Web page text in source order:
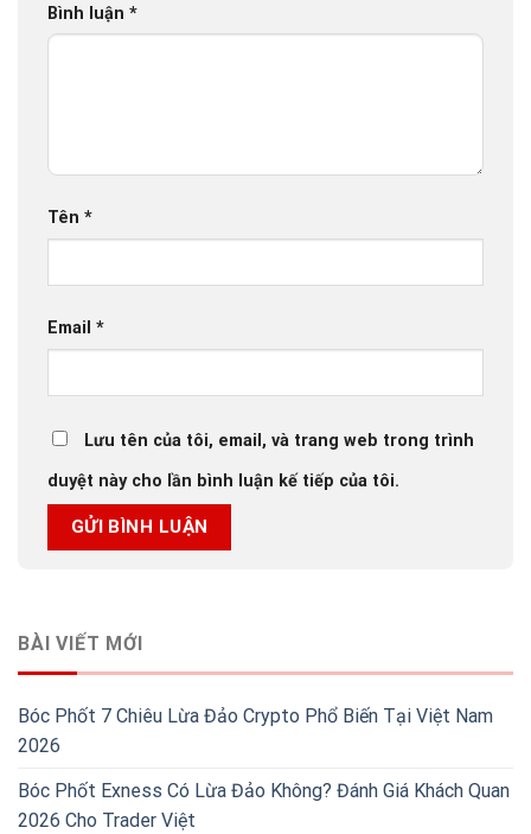
Bình luận *
Tên *
Email *
Lưu tên của tôi, email, và trang web trong trình
duyệt này cho lần bình luận kế tiếp của tôi.
BÀI VIẾT MỚI
Bóc Phốt 7 Chiêu Lừa Đảo Crypto Phổ Biến Tại Việt Nam
2026
Bóc Phốt Exness Có Lừa Đảo Không? Đánh Giá Khách Quan
2026 Cho Trader Việt